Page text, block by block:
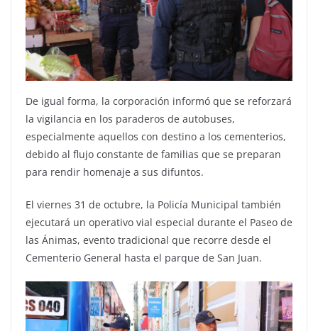
De igual forma, la corporación informó que se reforzará
la vigilancia en los paraderos de autobuses,
especialmente aquellos con destino a los cementerios,
debido al flujo constante de familias que se preparan
para rendir homenaje a sus difuntos.
El viernes 31 de octubre, la Policía Municipal también
ejecutará un operativo vial especial durante el Paseo de
las Ánimas, evento tradicional que recorre desde el
Cementerio General hasta el parque de San Juan.